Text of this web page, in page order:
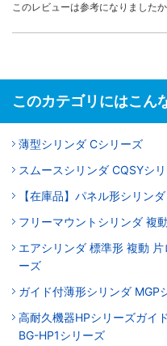
このレビューは参考になりましたか
このカテゴリにはこん
薄型シリンダ Cシリーズ
スムースシリンダ CQSYシ
【在庫品】パネル形シリン
フリーマウントシリンダ 複
エアシリンダ 標準形 複動
ーズ
ガイド付薄形シリンダ MGP
高耐久機器HPシリーズガイ
BG-HP1シリーズ